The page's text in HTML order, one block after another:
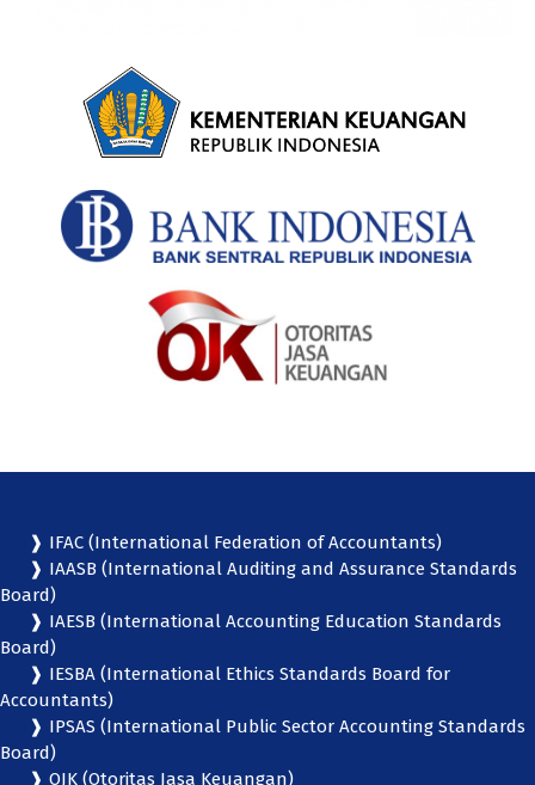
❱ IFAC (International Federation of Accountants)
❱ IAASB (International Auditing and Assurance Standards
Board)
❱ IAESB (International Accounting Education Standards
Board)
❱ IESBA (International Ethics Standards Board for
Accountants)
❱ IPSAS (International Public Sector Accounting Standards
Board)
❱ OJK (Otoritas Jasa Keuangan)